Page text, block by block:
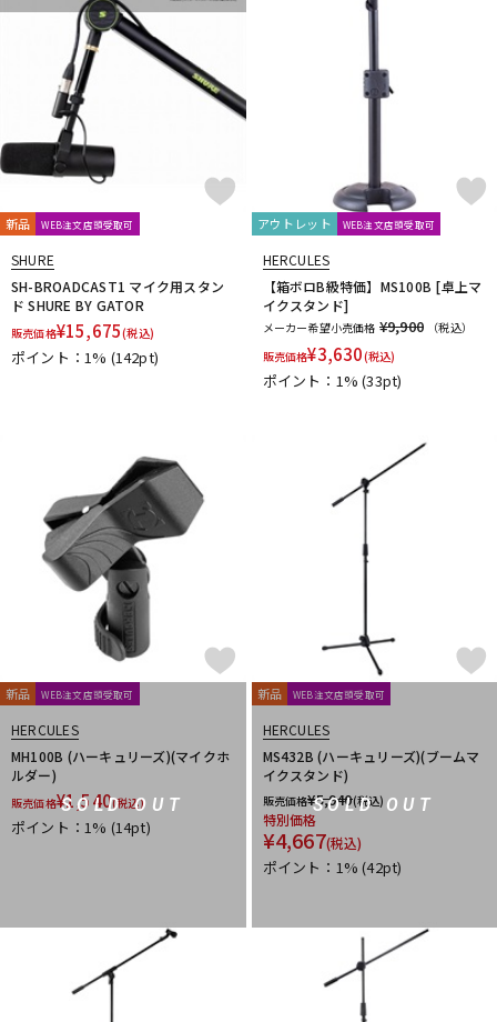
Vocal Mist
VOVOX
Voyage Audio
WAGNUS.
WAVES
Wunder Audio
Xvive YAMAHA Zahl
ZOOM
キョーリツ
DrAlienSmith NiCSo
cmf by NOTHING
Wavebone
Harrison Audio SDM / Family Labo
新品 WEB注文店頭受取可
SHURE
SH-BROADCAST1 マイク用スタン
ド SHURE BY GATOR
販売価格¥15,675(税込)
ポイント：1% (142pt)
アウトレット WEB注文店頭受取可
HERCULES
【箱ボロB級特価】MS100B [卓上マ
イクスタンド]
メーカー希望小売価格 ¥9,900
（税込）
販売価格¥3,630(税込)
ポイント：1%(33pt)
SOLD OUT
新品 WEB注文店頭受取可
HERCULES
MH100B (ハーキュリーズ)(マイクホ
ルダー)
販売価格¥1,540(税込)
ポイント：1% (14pt)
SOLD OUT
新品 WEB注文店頭受取可
HERCULES
MS432B (ハーキュリーズ)(ブームマ
イクスタンド)
販売価格¥5,940(税込)
特別価格
¥4,667(税込)
ポイント：1%(42pt)